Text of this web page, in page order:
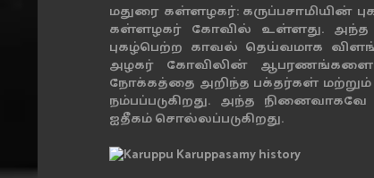
மதுரை கள்ளழகர்: கருப்பசாமியின்
கள்ளழகர் கோவில் உள்ளது. அந்த
புகழ்பெற்ற காவல் தெய்வமாக
அழகர் கோவிலின் ஆபரணங்களை
நோக்கத்தை அறிந்த பக்தர்கள்
நம்பப்படுகிறது. அந்த நினைவாகவே
ஐதீகம் சொல்லப்படுகிறது.